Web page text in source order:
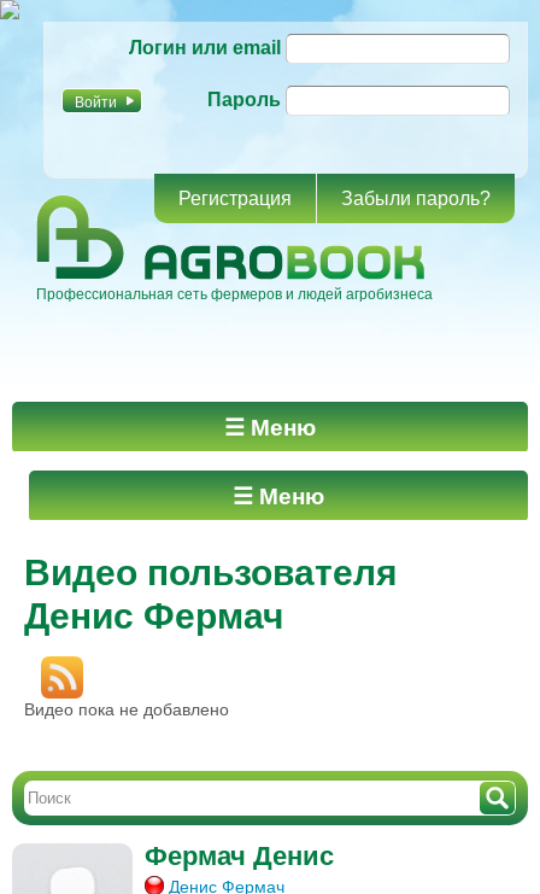
основному
Логин или email
Пароль
Регистрация Забыли пароль?
Профессиональная сеть фермеров и людей агробизнеса
Главное меню ☰ Меню
☰ Меню
Видео пользователя
Денис Фермач
Видео пока не добавлено
Фермач Денис
Денис Фермач